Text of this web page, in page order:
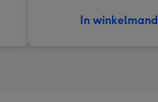
In winkelmand